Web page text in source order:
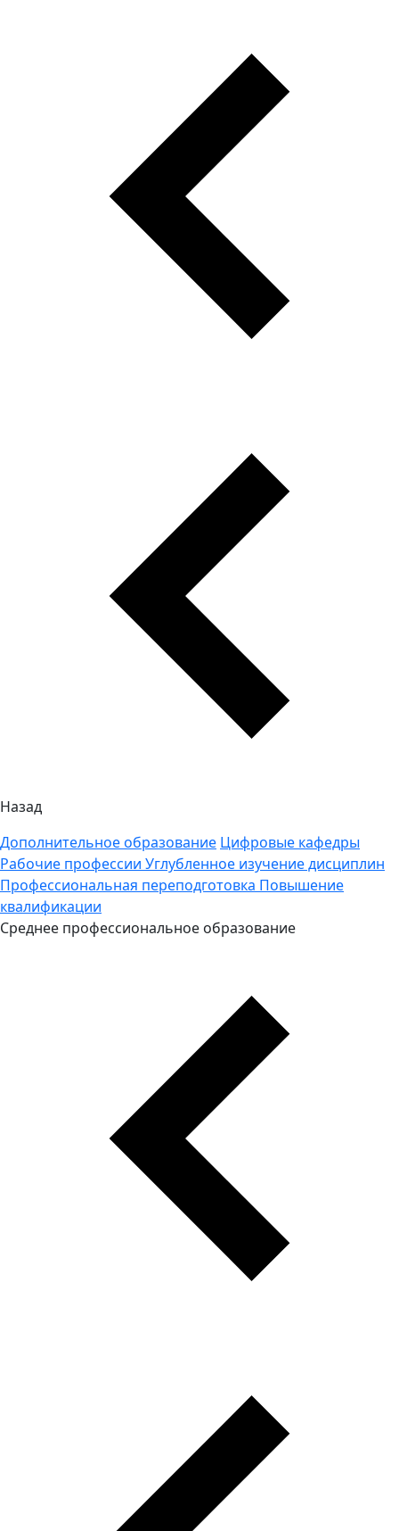
Назад
Дополнительное образование Цифровые кафедры
Рабочие профессии Углубленное изучение дисциплин
Профессиональная переподготовка Повышение
квалификации
Среднее профессиональное образование